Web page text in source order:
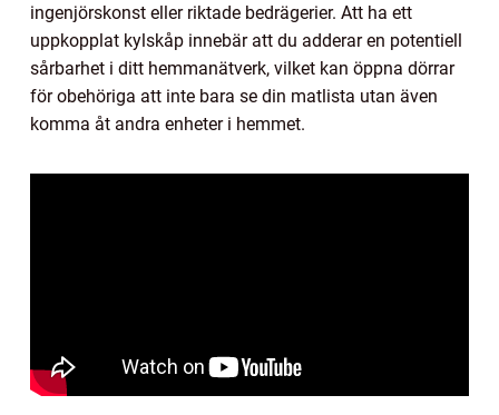
ingenjörskonst eller riktade bedrägerier. Att ha ett
uppkopplat kylskåp innebär att du adderar en potentiell
sårbarhet i ditt hemmanätverk, vilket kan öppna dörrar
för obehöriga att inte bara se din matlista utan även
komma åt andra enheter i hemmet.